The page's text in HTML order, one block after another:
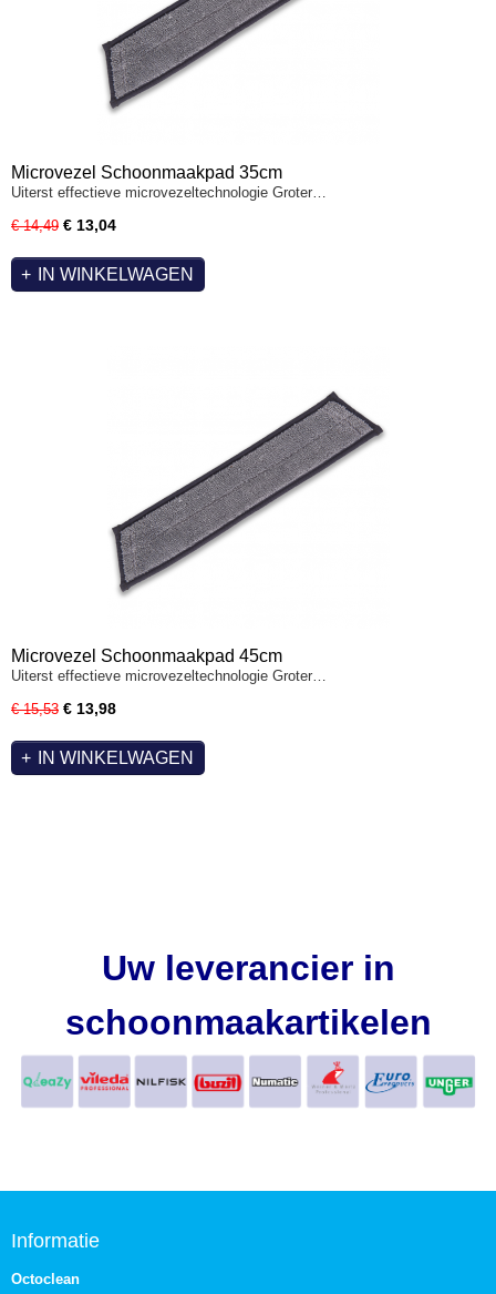
Microvezel Schoonmaakpad 35cm
Uiterst effectieve microvezeltechnologie Groter…
€ 14,49 € 13,04
IN WINKELWAGEN
Microvezel Schoonmaakpad 45cm
Uiterst effectieve microvezeltechnologie Groter…
€ 15,53 € 13,98
IN WINKELWAGEN
Uw leverancier in
schoonmaakartikelen
Informatie
Octoclean